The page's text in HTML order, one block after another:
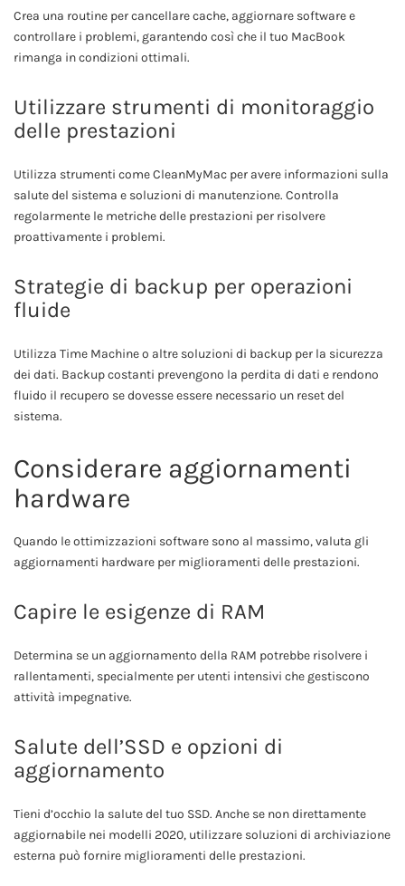
Crea una routine per cancellare cache, aggiornare software e
controllare i problemi, garantendo così che il tuo MacBook
rimanga in condizioni ottimali.
Utilizzare strumenti di monitoraggio
delle prestazioni
Utilizza strumenti come CleanMyMac per avere informazioni sulla
salute del sistema e soluzioni di manutenzione. Controlla
regolarmente le metriche delle prestazioni per risolvere
proattivamente i problemi.
Strategie di backup per operazioni
fluide
Utilizza Time Machine o altre soluzioni di backup per la sicurezza
dei dati. Backup costanti prevengono la perdita di dati e rendono
fluido il recupero se dovesse essere necessario un reset del
sistema.
Considerare aggiornamenti
hardware
Quando le ottimizzazioni software sono al massimo, valuta gli
aggiornamenti hardware per miglioramenti delle prestazioni.
Capire le esigenze di RAM
Determina se un aggiornamento della RAM potrebbe risolvere i
rallentamenti, specialmente per utenti intensivi che gestiscono
attività impegnative.
Salute dell’SSD e opzioni di
aggiornamento
Tieni d’occhio la salute del tuo SSD. Anche se non direttamente
aggiornabile nei modelli 2020, utilizzare soluzioni di archiviazione
esterna può fornire miglioramenti delle prestazioni.